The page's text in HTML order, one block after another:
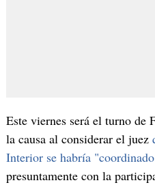
Este viernes será el turno de
la causa al considerar el juez
Interior se habría
presuntamente con la